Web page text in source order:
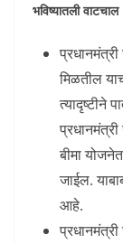
भविष्यातली वाटचाल
मिळतील
त्यादृष्टीने
बीमा
जाईल.
आहे.